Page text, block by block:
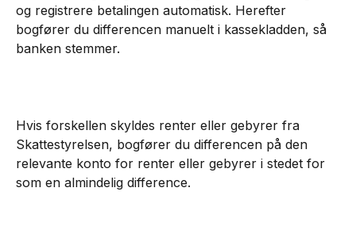
og registrere betalingen automatisk. Herefter
bogfører du differencen manuelt i kassekladden, så
banken stemmer.
Hvis forskellen skyldes renter eller gebyrer fra
Skattestyrelsen, bogfører du differencen på den
relevante konto for renter eller gebyrer i stedet for
som en almindelig difference.